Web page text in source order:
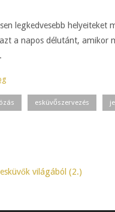
legkedvesebb
a napos délutánt, amikor
esküvőszervezés
világából (2.)